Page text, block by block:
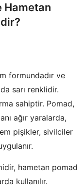
Hametan
formundadır ve
sarı renklidir.
sahiptir. Pomad,
ağır yaralarda,
pişikler, sivilciler
hametan pomad
kullanılır.